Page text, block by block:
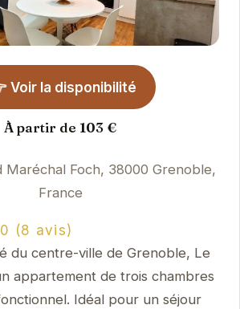
Voir la disponibilité
À partir de 103 €
Maréchal Foch, 38000 Grenoble,
France
(8 avis)
du centre-ville de Grenoble, Le
appartement de trois chambres
Idéal pour un séjour